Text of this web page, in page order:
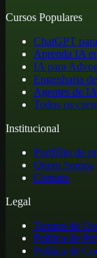
Cursos Populares
ChatGPT
Aprenda IA
IA para
Engenharia
Agentes de IA
Todos os
Institucional
Portfólio de
Quem Somos
Contato
Legal
Termos de
Política de
Política de